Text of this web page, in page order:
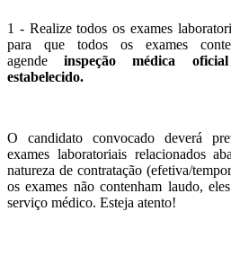
1 - Realize todos os exames
para que todos os exames
agende inspeção médica
estabelecido.
O candidato convocado deverá
exames laboratoriais relacionados
natureza de contratação (efetiva/
os exames não contenham laudo,
serviço médico. Esteja atento!